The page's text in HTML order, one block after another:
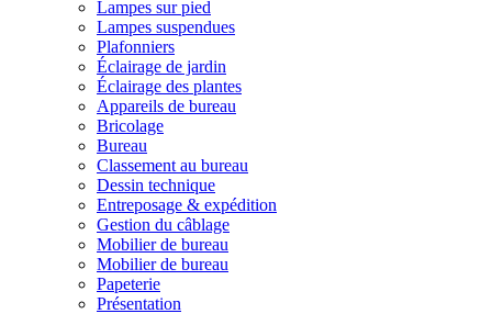
Lampes sur pied
Lampes suspendues
Plafonniers
Éclairage de jardin
Éclairage des plantes
Appareils de bureau
Bricolage
Bureau
Classement au bureau
Dessin technique
Entreposage & expédition
Gestion du câblage
Mobilier de bureau
Mobilier de bureau
Papeterie
Présentation